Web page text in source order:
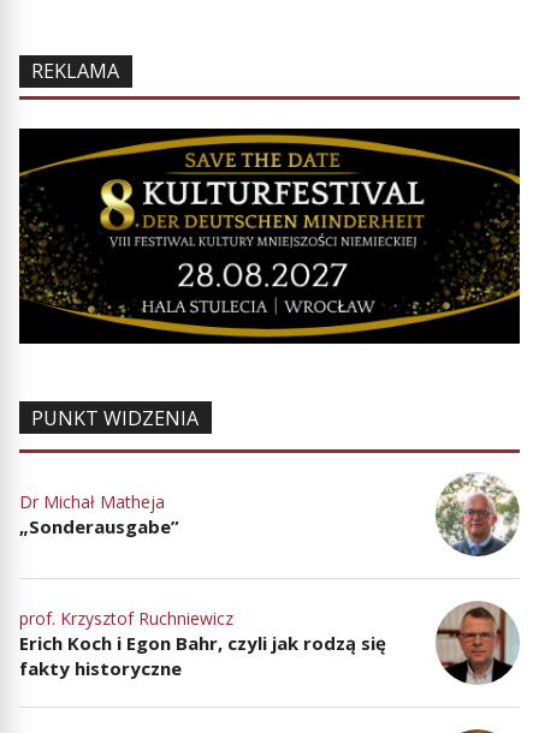
REKLAMA
PUNKT WIDZENIA
Dr Michał Matheja
„Sonderausgabe”
prof. Krzysztof Ruchniewicz
Erich Koch i Egon Bahr, czyli jak rodzą się
fakty historyczne